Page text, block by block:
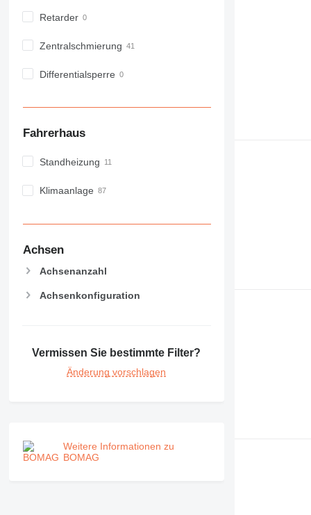
Retarder
Zentralschmierung
Differentialsperre
Fahrerhaus
Standheizung
Klimaanlage
Achsen
Achsenanzahl
Achsenkonfiguration
Vermissen Sie bestimmte Filter?
Änderung vorschlagen
Weitere Informationen zu
BOMAG